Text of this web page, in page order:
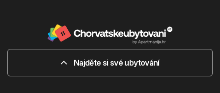
Najděte si své ubytování